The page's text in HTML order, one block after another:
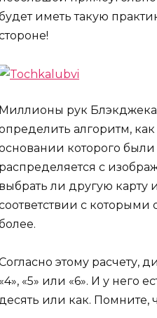
иметь такую
Миллионы рук
алгоритм,
которого
распределяется с
выбрать ли другую карту
с которыми
этому расчету,
«4», «5» или «6». И у него
десять или как. Помните,